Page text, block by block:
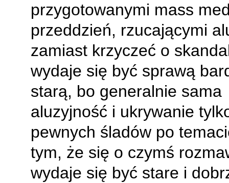
przygotowanymi mass
przeddzień, rzucającymi
zamiast krzyczeć o
wydaje się być sprawą
starą, bo generalnie sama
aluzyjność i ukrywanie
pewnych śladów po
tym, że się o czymś
wydaje się być stare i